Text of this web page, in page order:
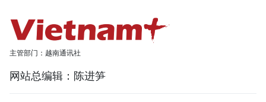
主管部门：越南通讯社
网站总编辑：陈进笋